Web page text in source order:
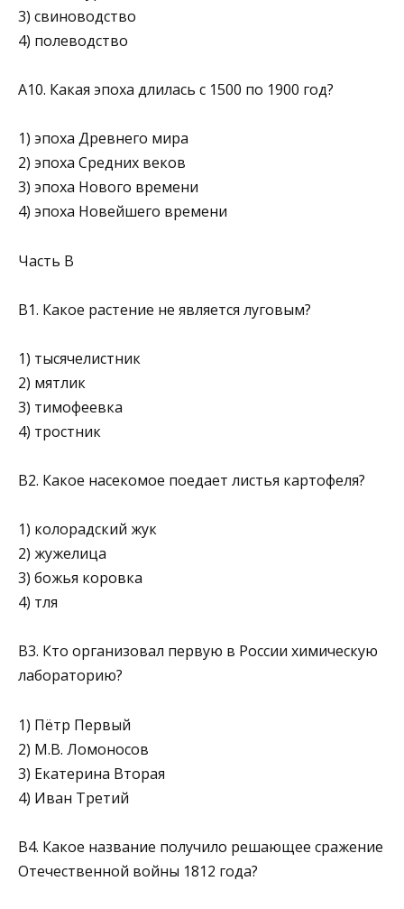
3) свиноводство
4) полеводство
А10. Какая эпоха длилась с 1500 по 1900 год?
1) эпоха Древнего мира
2) эпоха Средних веков
3) эпоха Нового времени
4) эпоха Новейшего времени
Часть В
В1. Какое растение не является луговым?
1) тысячелистник
2) мятлик
3) тимофеевка
4) тростник
В2. Какое насекомое поедает листья картофеля?
1) колорадский жук
2) жужелица
3) божья коровка
4) тля
В3. Кто организовал первую в России химическую
лабораторию?
1) Пётр Первый
2) М.В. Ломоносов
3) Екатерина Вторая
4) Иван Третий
В4. Какое название получило решающее сражение
Отечественной войны 1812 года?